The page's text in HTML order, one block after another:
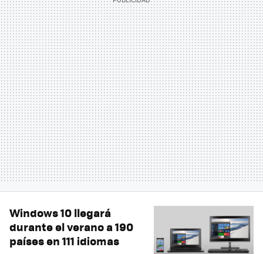
Windows 10 llegará
durante el verano a 190
países en 111 idiomas